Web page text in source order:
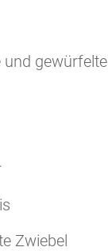
und gewürfelte
Zwiebel